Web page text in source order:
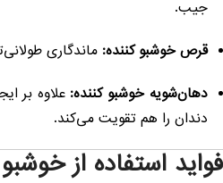
جیب.
قرص خوشبو کننده: ماندگاری
دهان‌شویه خوشبو کننده:علاوه بر
دندان را هم تقویت می‌کند.
فواید استفاده از